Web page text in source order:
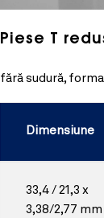
Piese T
fără sudură,
Dimensiune
33,4 / 21,3 x
3,38/2,77 mm